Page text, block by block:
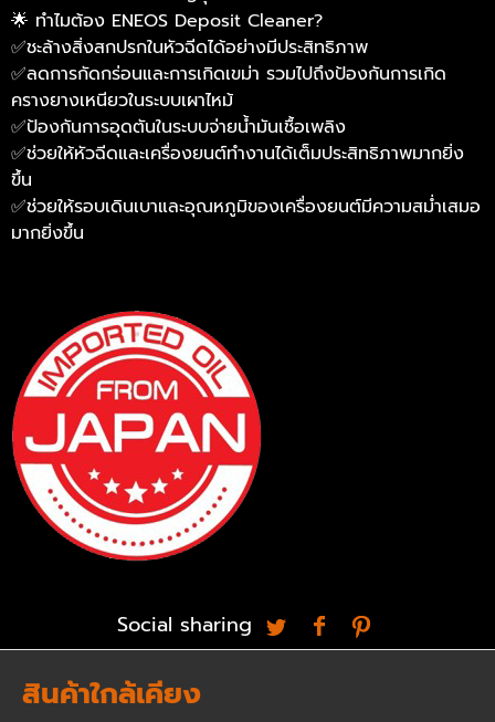
🌟 ทำไมต้อง ENEOS Deposit Cleaner?
✅ชะล้างสิ่งสกปรกในหัวฉีดได้อย่างมีประสิทธิภาพ
✅ลดการกัดกร่อนและการเกิดเขม่า รวมไปถึงป้องกันการเกิด
ครางยางเหนียวในระบบเผาไหม้
✅ป้องกันการอุดตันในระบบจ่ายน้ำมันเชื้อเพลิง
✅ช่วยให้หัวฉีดและเครื่องยนต์ทำงานได้เต็มประสิทธิภาพมากยิ่ง
ขึ้น
✅ช่วยให้รอบเดินเบาและอุณหภูมิของเครื่องยนต์มีความสม่ำเสมอ
มากยิ่งขึ้น
Social sharing
สินค้าใกล้เคียง